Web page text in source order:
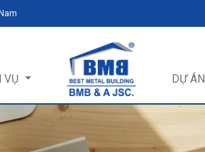
VỤ DỰ ÁN